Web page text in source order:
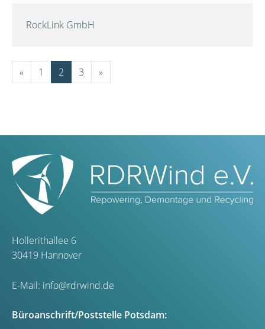
RockLink GmbH
« 1 2 3 »
Hollerithallee 6
30419 Hannover
E-Mail: info@rdrwind.de
Büroanschrift/Poststelle Potsdam: